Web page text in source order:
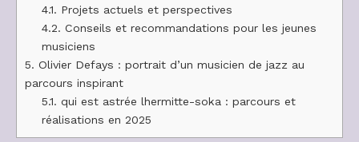
4.1. Projets actuels et perspectives
4.2. Conseils et recommandations pour les jeunes
musiciens
5. Olivier Defays : portrait d’un musicien de jazz au
parcours inspirant
5.1. qui est astrée lhermitte-soka : parcours et
réalisations en 2025